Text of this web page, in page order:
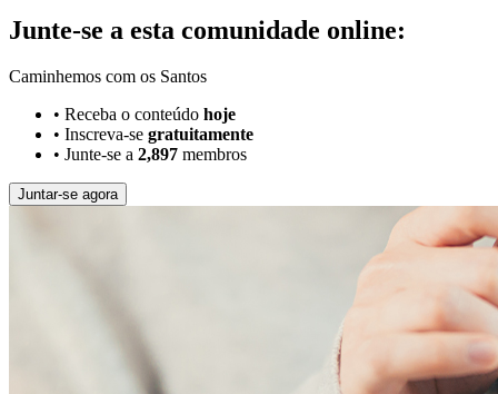
Junte-se a esta comunidade online:
Caminhemos com os Santos
• Receba o conteúdo hoje
• Inscreva-se gratuitamente
• Junte-se a 2,897 membros
Juntar-se agora